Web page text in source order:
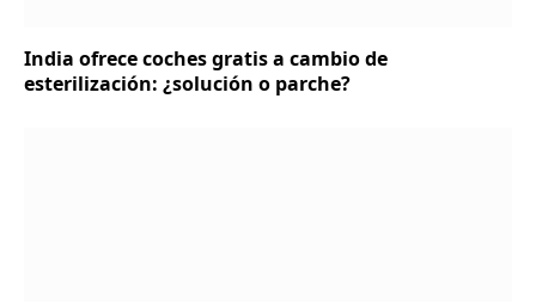
India ofrece coches gratis a cambio de
esterilización: ¿solución o parche?